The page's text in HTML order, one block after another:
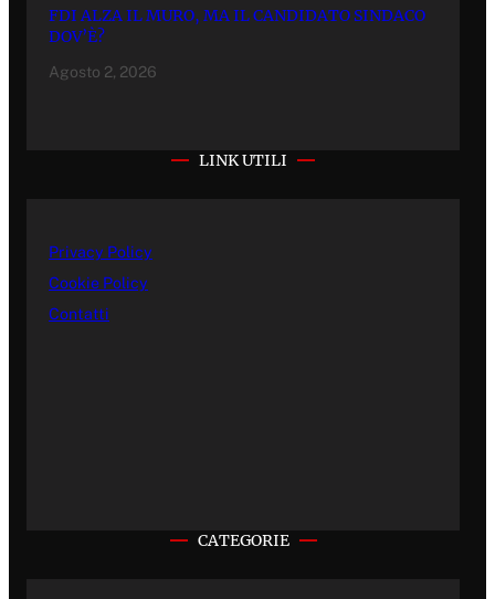
FDI ALZA IL MURO, MA IL CANDIDATO SINDACO
DOV’È?
Agosto 2, 2026
LINK UTILI
Privacy Policy
Cookie Policy
Contatti
CATEGORIE